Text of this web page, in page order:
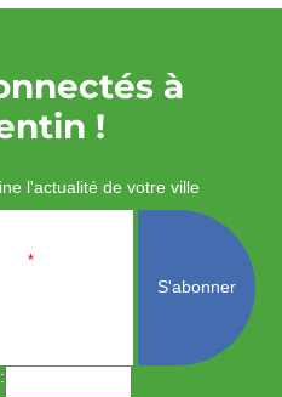
à
!
l'actualité de votre ville
*